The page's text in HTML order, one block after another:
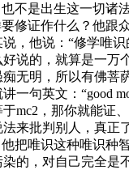
不是出生这一切诸
修证作什么？他
他说：“修学唯识
说的，就算是一
无明，所以有佛菩
一句英文：“good
mc2，那你就能
来批判别人，真正
唯识这种唯识种智
的，对自己完全